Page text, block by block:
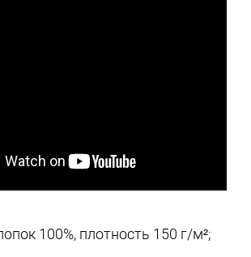
100%, плотность 150 г/м²;